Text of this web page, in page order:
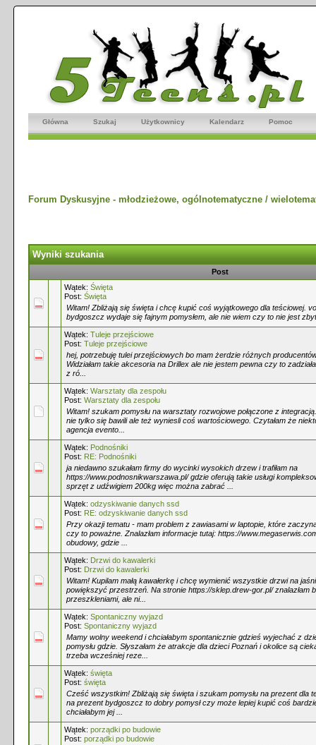
Główna Szukaj Użytkownicy Kalendarz Pomoc
Forum Dyskusyjne - młodzieżowe, ogólnotematyczne /
Wyniki szukania
Post
Wątek: Święta
Post: Święta
Witam! Zbliżają się święta i chcę kupić coś wyjątkowego dla teściowej.
bydgoszcz wydaje się fajnym pomysłem, ale nie wiem czy to nie jest
Wątek: Tuleje przejściowe
Post: Tuleje przejściowe
hej, potrzebuję tulei przejściowych bo mam żerdzie różnych
Widziałam takie akcesoria na Drillex ale nie jestem pewna czy to
z ró...
Wątek: Warsztaty dla zespołu
Post: Warsztaty dla zespołu
Witam! szukam pomysłu na warsztaty rozwojowe połączone z
nie tylko się bawili ale też wyniesli coś wartościowego. Czytałam że
agencja evento...
Wątek: Podnośniki
Post: RE: Podnośniki
ja niedawno szukałam firmy do wycinki wysokich drzew i trafiłam na
https://www.podnosnikwarszawa.pl/ gdzie oferują takie usługi
sprzęt z udźwigiem 200kg więc można zabrać ...
Wątek: odzyskiwanie danych ssd
Post: RE: odzyskiwanie danych ssd
Przy okazji tematu - mam problem z zawiasami w laptopie, które
czy to poważne. Znalazłam informacje tutaj: https://
obudowy, gdzie ...
Wątek: Drzwi do kawalerki
Post: Drzwi do kawalerki
Witam! Kupilam małą kawałerkę i chcę wymienić wszystkie drzwi na
powiększyć przestrzeń. Na stronie https://sklep.drew-gor.pl/ znalazłam
przeszkleniami, ale ni...
Wątek: Spontaniczny wyjazd
Post: Spontaniczny wyjazd
Mamy wolny weekend i chciałabym spontanicznie gdzieś wyjechać z
pomysłu gdzie. Słyszałam że atrakcje dla dzieci Poznań i okolice są
trzeba wcześniej reze...
Wątek: święta
Post: święta
Cześć wszystkim! Zbliżają się święta i szukam pomysłu na prezent dla
na prezent bydgoszcz to dobry pomysł czy może lepiej kupić coś
chciałabym jej ...
Wątek: porządki po budowie
Post: porządki po budowie